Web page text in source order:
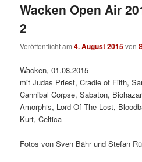
Wacken Open Air
2
Veröffentlicht am4. August 2015von
Wacken, 01.08.2015
mit Judas Priest, Cradle of Filth,
Cannibal Corpse, Sabaton,
Amorphis, Lord Of The Lost,
Kurt, Celtica
Fotos von Sven Bähr und Stefan